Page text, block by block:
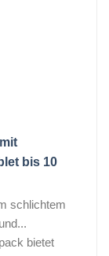
bis 10
schlichtem
bietet